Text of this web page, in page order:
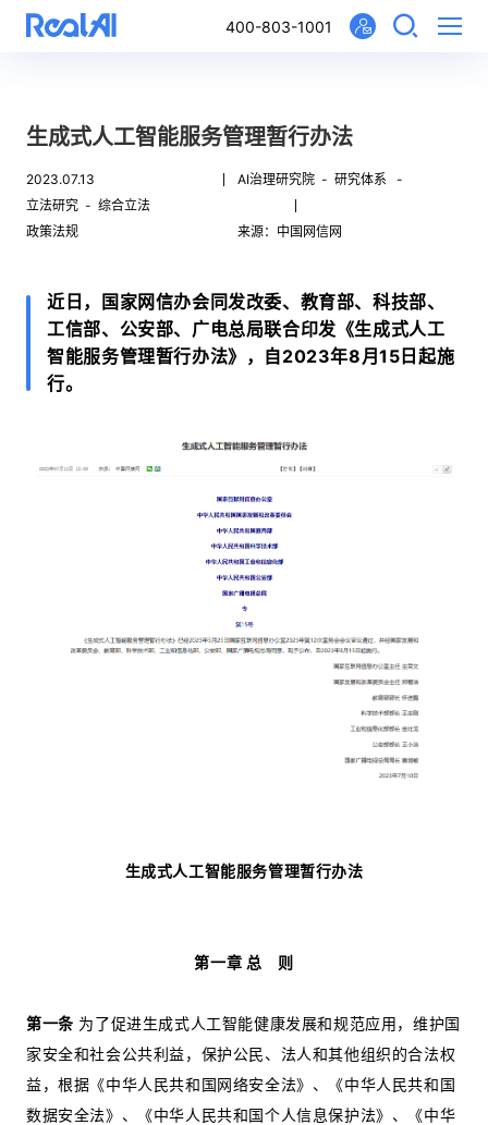
400-803-1001
生成式人工智能服务管理暂行办法
2023.07.13 AI治理研究院 - 研究体系 -
立法研究 - 综合立法
政策法规
来源：中国网信网
近日，国家网信办会同发改委、教育部、科技部、
工信部、公安部、广电总局联合印发《生成式人工
智能服务管理暂行办法》，自2023年8月15日起施
行。
生成式人工智能服务管理暂行办法
第一章 总 则
第一条 为了促进生成式人工智能健康发展和规范应用，维护国
家安全和社会公共利益，保护公民、法人和其他组织的合法权
益，根据《中华人民共和国网络安全法》、《中华人民共和国
数据安全法》、《中华人民共和国个人信息保护法》、《中华